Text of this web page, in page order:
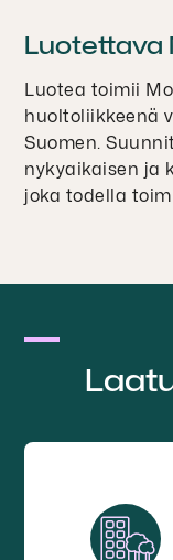
Luotettava
Luotea toimii
huoltoliikkeenä
Suomen.
nykyaikaisen ja
joka todella